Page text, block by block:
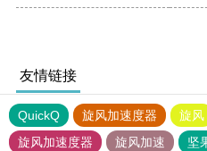
友情链接
QuickQ 旋风加速度器 旋风
旋风加速度器
旋风加速 坚